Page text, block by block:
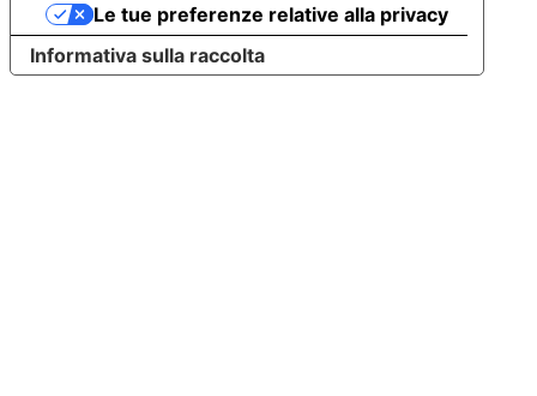
Informativa sulla raccolta
Le tue preferenze relative alla privacy